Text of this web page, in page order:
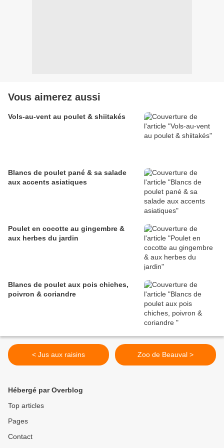
Vous aimerez aussi
Vols-au-vent au poulet & shiitakés
Blancs de poulet pané & sa salade
aux accents asiatiques
Poulet en cocotte au gingembre &
aux herbes du jardin
Blancs de poulet aux pois chiches,
poivron & coriandre
< Jus aux raisins Zoo de Beauval >
Hébergé par Overblog
Top articles
Pages
Contact